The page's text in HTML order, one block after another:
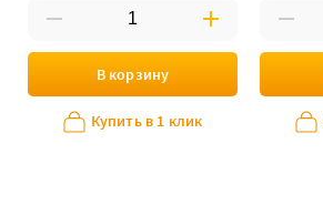
В корзину
Купить в 1 клик